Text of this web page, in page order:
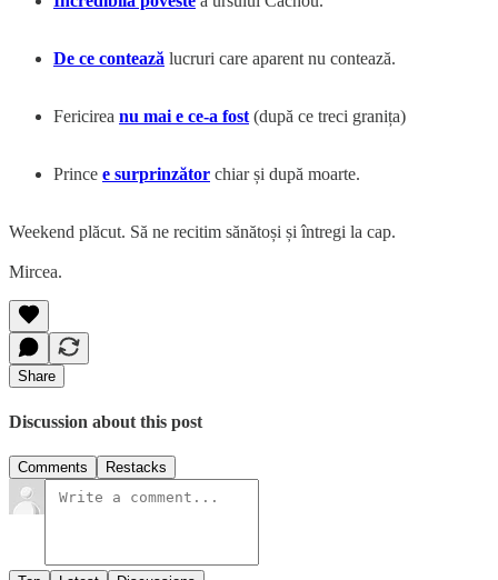
De ce contează lucruri care aparent nu contează.
Fericirea nu mai e ce-a fost(după ce treci granița)
Prince e surprinzător chiar și după moarte.
Weekend plăcut. Să ne recitim sănătoși și întregi la cap.
Mircea.
Share
Discussion about this post
Comments Restacks